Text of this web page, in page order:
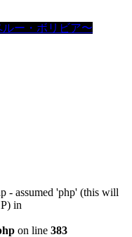
ー・ボリビア〜
- assumed 'php' (this will
in
on line 383